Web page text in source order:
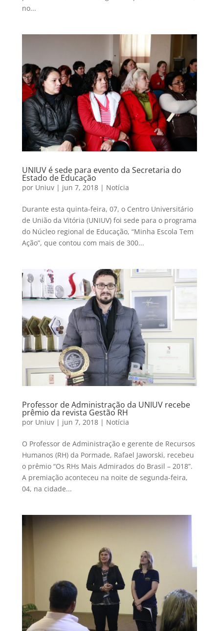
no...
UNIUV é sede para evento da Secretaria do
Estado de Educação
por Uniuv| jun 7, 2018| Notícia
Durante esta quinta-feira, 07, o Centro Universitário
de União da Vitória (UNIUV) foi sede para o programa
do Núcleo regional de Educação, “Minha Escola Tem
Ação”, que contou com mais de 300...
Professor de Administração da UNIUV recebe
prêmio da revista Gestão RH
por Uniuv| jun 7, 2018| Notícia
O Professor de Administração e gerente de Recursos
Humanos (RH) da Pormade, Rafael Jaworski, recebeu
o prêmio “Os RHs Mais Admirados do Brasil – 2018”.
A premiação aconteceu na noite de segunda-feira,
04, na cidade...